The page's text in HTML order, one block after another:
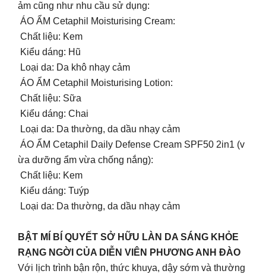
ảm cũng như nhu cầu sử dụng:
ÁO ẨM Cetaphil Moisturising Cream:
Chất liệu: Kem
Kiểu dáng: Hũ
Loại da: Da khô nhạy cảm
ÁO ẨM Cetaphil Moisturising Lotion:
Chất liệu: Sữa
Kiểu dáng: Chai
Loại da: Da thường, da dầu nhạy cảm
ÁO ẨM Cetaphil Daily Defense Cream SPF50 2in1 (v
ừa dưỡng ẩm vừa chống nắng):
Chất liệu: Kem
Kiểu dáng: Tuýp
Loại da: Da thường, da dầu nhạy cảm
BẬT MÍ BÍ QUYẾT SỞ HỮU LÀN DA SÁNG KHỎE
RẠNG NGỜI CỦA DIỄN VIÊN PHƯƠNG ANH ĐÀO
Với lịch trình bận rộn, thức khuya, dậy sớm và thường